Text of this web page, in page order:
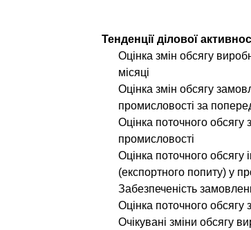
Тенденції ділової
Оцінка змін обсягу
місяці
Оцінка змін обсягу
промисловості за
Оцінка поточного обсягу
промисловості
Оцінка поточного обсягу
(експортного попиту) у
Забезпеченість
Оцінка поточного обсягу
Очікувані зміни обсягу